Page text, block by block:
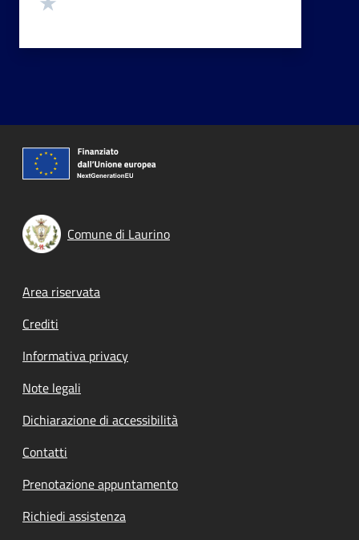
Comune di Laurino
Footer menu
Area riservata
Crediti
Informativa privacy
Note legali
Dichiarazione di accessibilità
Contatti
Prenotazione appuntamento
Richiedi assistenza